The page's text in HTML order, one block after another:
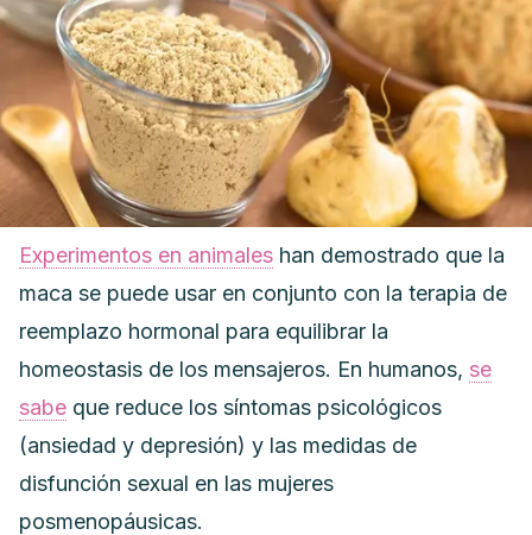
Experimentos en animales han demostrado que la
maca se puede usar en conjunto con la terapia de
reemplazo hormonal para equilibrar la
homeostasis de los mensajeros. En humanos, se
sabe que reduce los síntomas psicológicos
(ansiedad y depresión) y las medidas de
disfunción sexual en las mujeres
posmenopáusicas.